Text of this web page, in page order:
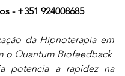
- +351 924008685
da Hipnoterapia em
o Quantum Biofeedback
potencia a rapidez na